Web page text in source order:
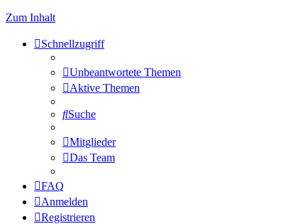
Zum Inhalt
Schnellzugriff
Unbeantwortete Themen
Aktive Themen
Suche
Mitglieder
Das Team
FAQ
Anmelden
Registrieren